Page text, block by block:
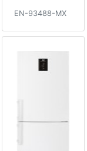
EN-93488-MX